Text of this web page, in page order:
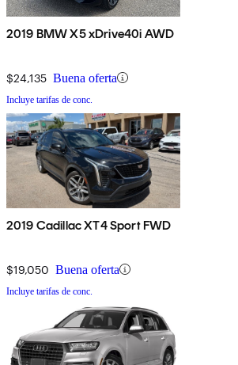
2019 BMW X5 xDrive40i AWD
$24,135 Buena oferta
Incluye tarifas de conc.
2019 Cadillac XT4 Sport FWD
$19,050 Buena oferta
Incluye tarifas de conc.